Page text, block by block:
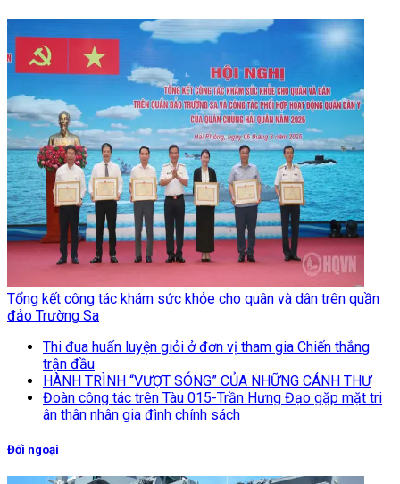
Tổng kết công tác khám sức khỏe cho quân và dân trên quần
đảo Trường Sa
Thi đua huấn luyện giỏi ở đơn vị tham gia Chiến thắng
trận đầu
HÀNH TRÌNH “VƯỢT SÓNG” CỦA NHỮNG CÁNH THƯ
Đoàn công tác trên Tàu 015-Trần Hưng Đạo gặp mặt tri
ân thân nhân gia đình chính sách
Đối ngoại